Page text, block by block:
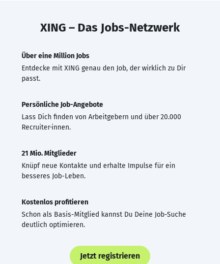
XING – Das Jobs-Netzwerk
Über eine Million Jobs
Entdecke mit XING genau den Job, der wirklich zu Dir
passt.
Persönliche Job-Angebote
Lass Dich finden von Arbeitgebern und über 20.000
Recruiter·innen.
21 Mio. Mitglieder
Knüpf neue Kontakte und erhalte Impulse für ein
besseres Job-Leben.
Kostenlos profitieren
Schon als Basis-Mitglied kannst Du Deine Job-Suche
deutlich optimieren.
Jetzt registrieren